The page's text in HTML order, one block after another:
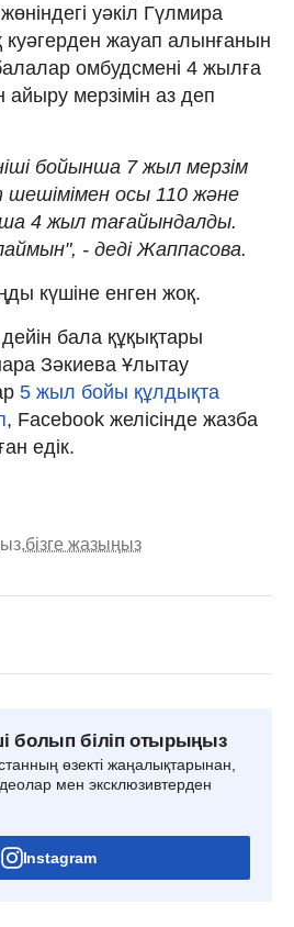
уәкіл Гүлмира
жауап алынғанын
омбудсмені 4 жылға
мерзімін аз деп
бойынша 7 жыл мерзім
шешімімен осы 110 және
4 жыл тағайындалды.
- деді Жаппасова.
күшіне енген жоқ.
бала құқықтары
Зәкиева Ұлытау
5 жыл бойы құлдықта
, Facebook желісінде жазба
едік.
бізге жазыңыз
болып біліп отырыңыз
өзекті жаңалықтарынан,
мен эксклюзивтерден
Instagram